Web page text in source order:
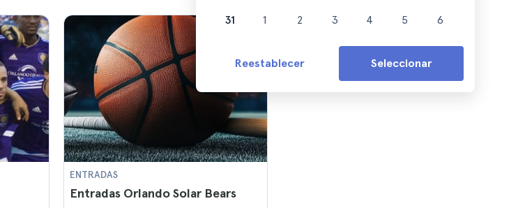
ENTRADAS
Entradas Orlando Solar Bears
31 1 2 3 4 5 6
Reestablecer Seleccionar